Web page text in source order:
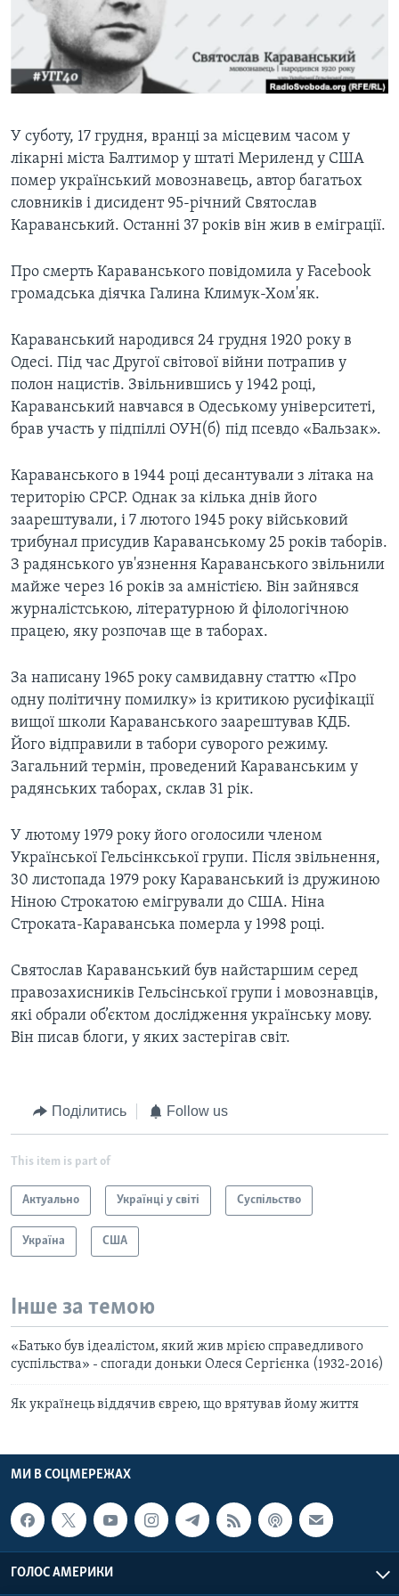
СУСПІЛЬСТВО
ЕКОНОМІКА
ІСТОРІЇ УСПІХУ УКРАЇНЦІВ
ТЕЛЕПРОГРАМИ
ЧАС-TIME
СТУДІЯ ВАШИНГТОН
ВІКНО В АМЕРИКУ
ПРАЙМ-ТАЙМ
ПОГЛЯД З ВАШИНГТОНА
ENGLISH
МИ В СОЦМЕРЕЖАХ
У суботу, 17 грудня, вранці за місцевим часом у
лікарні міста Балтимор у штаті Мериленд у США
помер український мовознавець, автор багатьох
словників і дисидент 95-річний Святослав
Караванський. Останні 37 років він жив в еміграції.
Про смерть Караванського повідомила у Facebook
громадська діячка Галина Климук-Хом'як.
Караванський народився 24 грудня 1920 року в
Одесі. Під час Другої світової війни потрапив у
полон нацистів. Звільнившись у 1942 році,
Караванський навчався в Одеському університеті,
брав участь у підпіллі ОУН(б) під псевдо «Бальзак».
Караванського в 1944 році десантували з літака на
територію СРСР. Однак за кілька днів його
заарештували, і 7 лютого 1945 року військовий
трибунал присудив Караванському 25 років таборів.
З радянського ув'язнення Караванського звільнили
майже через 16 років за амністією. Він зайнявся
журналістською, літературною й філологічною
працею, яку розпочав ще в таборах.
За написану 1965 року самвидавну статтю «Про
одну політичну помилку» із критикою русифікації
вищої школи Караванського заарештував КДБ.
Його відправили в табори суворого режиму.
Загальний термін, проведений Караванським у
радянських таборах, склав 31 рік.
У лютому 1979 року його оголосили членом
Української Гельсінкської групи. Після звільнення,
30 листопада 1979 року Караванський із дружиною
Ніною Строкатою емігрували до США. Ніна
Строката-Караванська померла у 1998 році.
Святослав Караванський був найстаршим серед
правозахисників Гельсінської групи і мовознавців,
які обрали об’єктом дослідження українську мову.
Він писав блоги, у яких застерігав світ.
Поділитись Follow us
This item is part of
Актуально Українці у світі Суспільство
Україна США
Інше за темою
«Батько був ідеалістом, який жив мрією справедливого
суспільства» - спогади доньки Олеся Сергієнка (1932-2016)
Як українець віддячив єврею, що врятував йому життя
МИ В СОЦМЕРЕЖАХ
ГОЛОС АМЕРИКИ